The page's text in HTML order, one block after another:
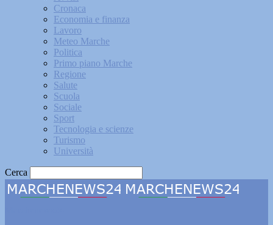
Cronaca
Economia e finanza
Lavoro
Meteo Marche
Politica
Primo piano Marche
Regione
Salute
Scuola
Sociale
Sport
Tecnologia e scienze
Turismo
Università
Cerca